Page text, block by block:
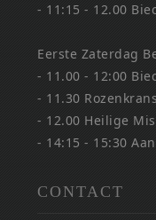
- 11:15 - 12.00
Eerste Zaterdag
- 11.00 - 12:00
- 11.30 Rozenkrans
- 12.00 Heilige Mis
- 14:15 - 15:30
CONTACT